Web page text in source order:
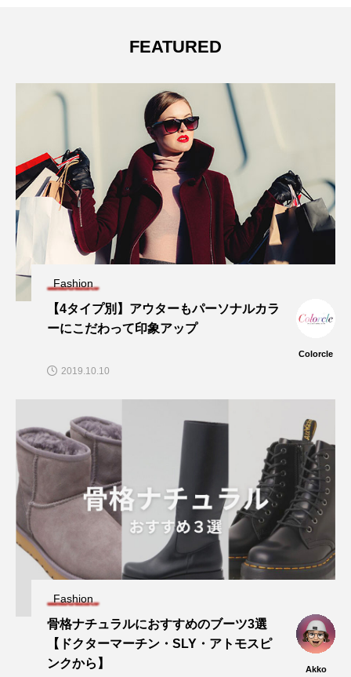
FEATURED
Fashion
【4タイプ別】アウターもパーソナルカラ
ーにこだわって印象アップ
Colorcle
2019.10.10
Fashion
骨格ナチュラルにおすすめのブーツ3選
【ドクターマーチン・SLY・アトモスピ
ンクから】
Akko